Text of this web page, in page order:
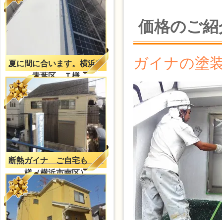
夏に間に合います。横浜市
青葉区 Ｔ様
断熱ガイナ ご自宅も Ｔ
様（横浜市南区）
価格のご紹
ガイナの塗